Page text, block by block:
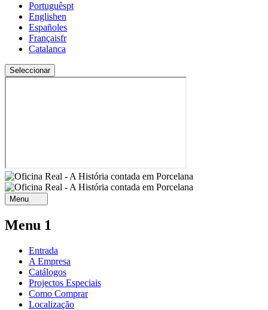
Portuguêspt
Englishen
Españoles
Françaisfr
Catalanca
Menu
Menu 1
Entrada
A Empresa
Catálogos
Projectos Especiais
Como Comprar
Localização